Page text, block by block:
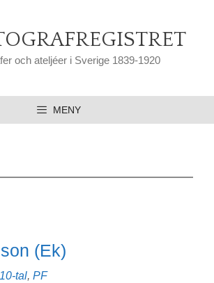
och ateljéer i Sverige 1839-1920
MENY
(Ek)
tal, PF